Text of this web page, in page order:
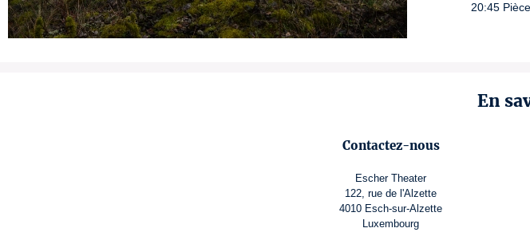
20:45
En
Contactez-nous
Escher Theater
122, rue de l'Alzette
4010 Esch-sur-Alzette
Luxembourg